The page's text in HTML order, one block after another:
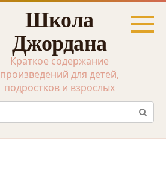
Школа
Джордана
Краткое содержание
произведений для детей,
подростков и взрослых